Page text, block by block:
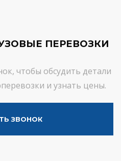
ПЕРЕВОЗКИ
чтобы обсудить детали
и узнать цены.
ЗВОНОК